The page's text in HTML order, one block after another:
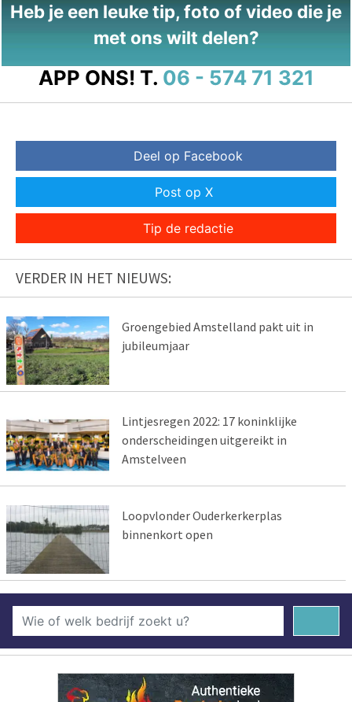
Heb je een leuke tip, foto of video die je
met ons wilt delen?
APP ONS! T. 06 - 574 71 321
Deel op Facebook
Post op X
Tip de redactie
VERDER IN HET NIEUWS:
Groengebied Amstelland pakt uit in
jubileumjaar
Lintjesregen 2022: 17 koninklijke
onderscheidingen uitgereikt in
Amstelveen
Loopvlonder Ouderkerkerplas
binnenkort open